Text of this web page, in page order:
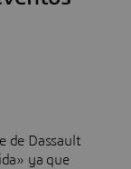
de Dassault
ya que